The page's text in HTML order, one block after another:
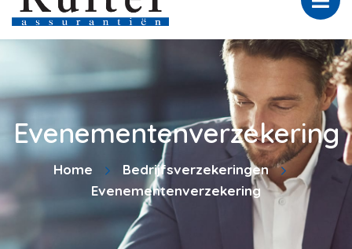
Evenementenverzekering
Home
Bedrijfsverzekeringen
Evenementenverzekering